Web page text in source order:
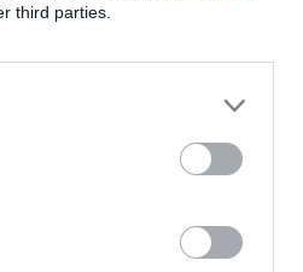
third parties.